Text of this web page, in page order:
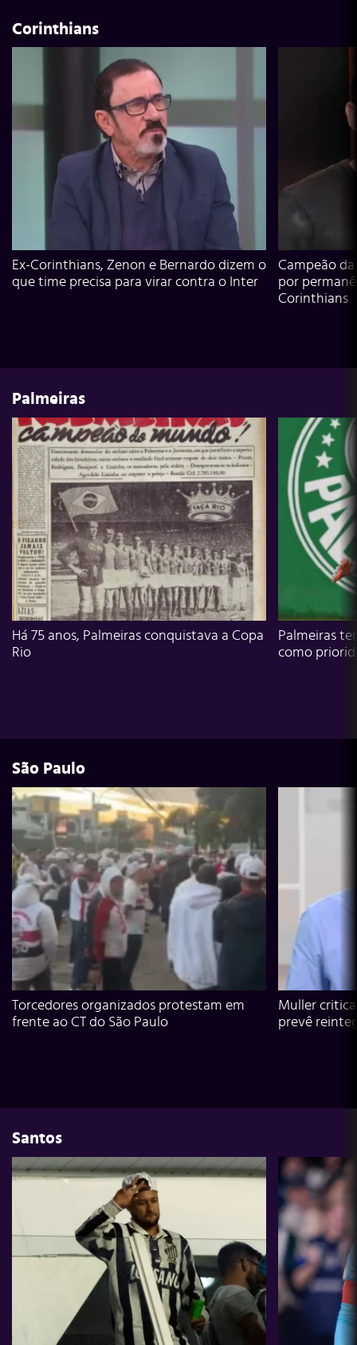
Corinthians
Ex-Corinthians, Zenon e Bernardo dizem o
que time precisa para virar contra o Inter
Campeão
por
Corinthians
Palmeiras
Há 75 anos, Palmeiras conquistava a Copa
Rio
Palmeiras
como
São Paulo
Torcedores organizados protestam em
frente ao CT do São Paulo
Muller
prevê
Santos